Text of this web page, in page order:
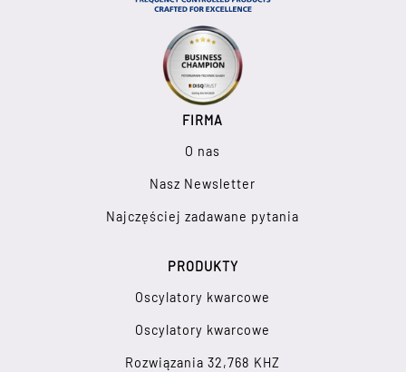
FIRMA
O nas
Nasz Newsletter
Najczęściej zadawane pytania
PRODUKTY
Oscylatory kwarcowe
Oscylatory kwarcowe
Rozwiązania 32,768 KHZ